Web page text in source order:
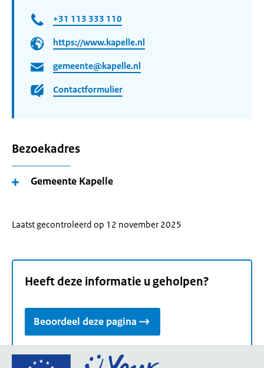
+31 113 333 110
https://www.kapelle.nl
gemeente@kapelle.nl
Contactformulier
Bezoekadres
Gemeente Kapelle
Laatst gecontroleerd op 12 november 2025
Heeft deze informatie u geholpen?
Beoordeel deze pagina
Ga